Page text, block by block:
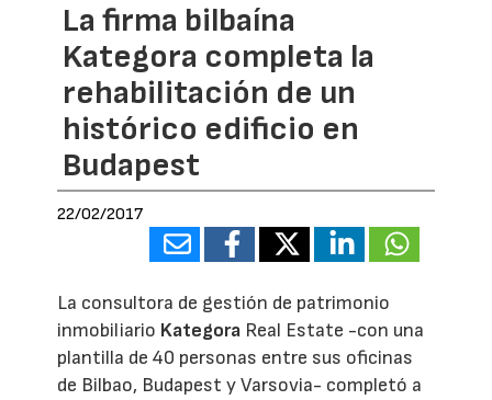
La firma bilbaína
Kategora completa la
rehabilitación de un
histórico edificio en
Budapest
22/02/2017
La consultora de gestión de patrimonio
inmobiliario Kategora Real Estate -con una
plantilla de 40 personas entre sus oficinas
de Bilbao, Budapest y Varsovia- completó a